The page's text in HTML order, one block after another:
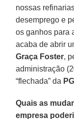
nossas
desemprego e
os ganhos para
acaba de abrir
Graça Foster,
administração
“flechada” da
Quais as
empresa